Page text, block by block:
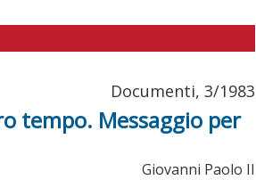
Documenti, 3/1983
tempo. Messaggio per
Giovanni Paolo II